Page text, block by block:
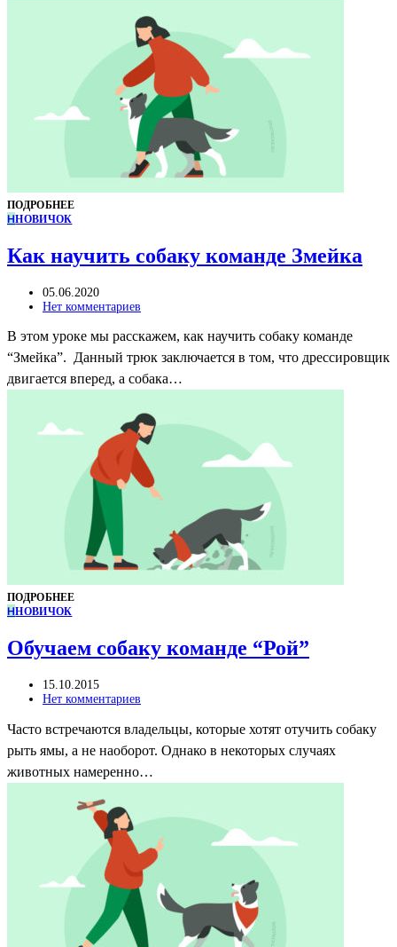
ПОДРОБНЕЕ
ННОВИЧОК
Как научить собаку команде Змейка
05.06.2020
Нет комментариев
В этом уроке мы расскажем, как научить собаку команде
“Змейка”. Данный трюк заключается в том, что дрессировщик
двигается вперед, а собака…
ПОДРОБНЕЕ
ННОВИЧОК
Обучаем собаку команде “Рой”
15.10.2015
Нет комментариев
Часто встречаются владельцы, которые хотят отучить собаку
рыть ямы, а не наоборот. Однако в некоторых случаях
животных намеренно…